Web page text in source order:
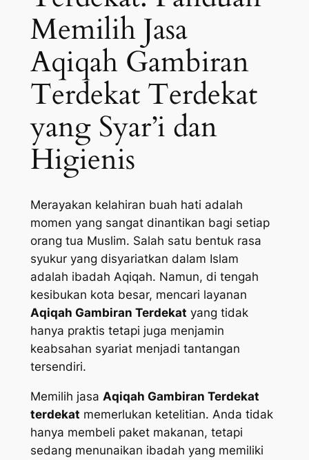
Memilih Jasa
Aqiqah Gambiran
Terdekat Terdekat
yang Syar’i dan
Higienis
Merayakan kelahiran buah hati adalah
momen yang sangat dinantikan bagi setiap
orang tua Muslim. Salah satu bentuk rasa
syukur yang disyariatkan dalam Islam
adalah ibadah Aqiqah. Namun, di tengah
kesibukan kota besar, mencari layanan
Aqiqah Gambiran Terdekat yang tidak
hanya praktis tetapi juga menjamin
keabsahan syariat menjadi tantangan
tersendiri.
Memilih jasa Aqiqah Gambiran Terdekat
terdekat memerlukan ketelitian. Anda tidak
hanya membeli paket makanan, tetapi
sedang menunaikan ibadah yang memiliki